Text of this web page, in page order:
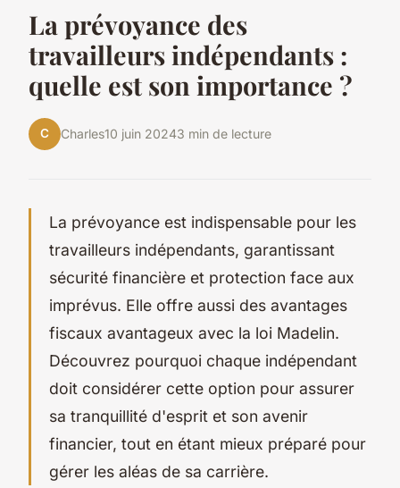
La prévoyance des
travailleurs indépendants :
quelle est son importance ?
C Charles10 juin 20243 min de lecture
La prévoyance est indispensable pour les
travailleurs indépendants, garantissant
sécurité financière et protection face aux
imprévus. Elle offre aussi des avantages
fiscaux avantageux avec la loi Madelin.
Découvrez pourquoi chaque indépendant
doit considérer cette option pour assurer
sa tranquillité d'esprit et son avenir
financier, tout en étant mieux préparé pour
gérer les aléas de sa carrière.